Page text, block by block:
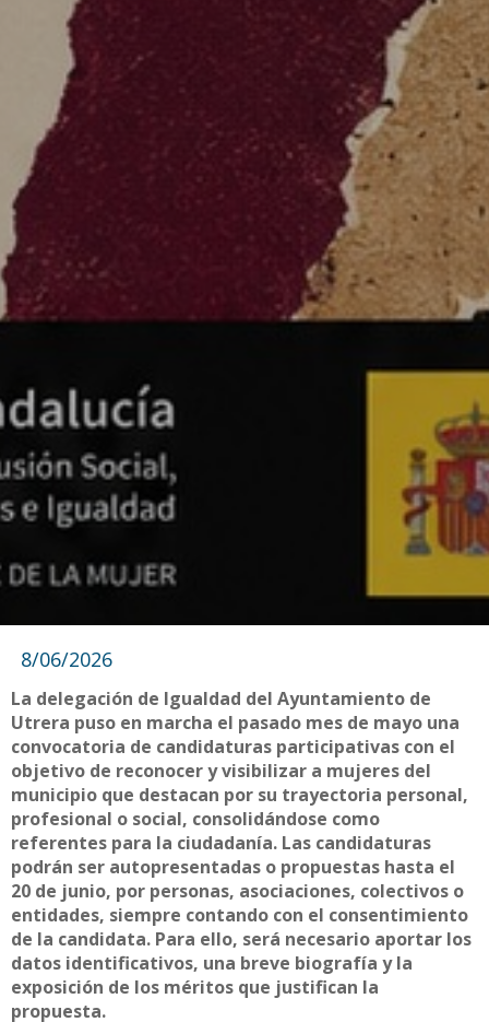
8/06/2026
La delegación de Igualdad del Ayuntamiento de
Utrera puso en marcha el pasado mes de mayo una
convocatoria de candidaturas participativas con el
objetivo de reconocer y visibilizar a mujeres del
municipio que destacan por su trayectoria personal,
profesional o social, consolidándose como
referentes para la ciudadanía. Las candidaturas
podrán ser autopresentadas o propuestas hasta el
20 de junio, por personas, asociaciones, colectivos o
entidades, siempre contando con el consentimiento
de la candidata. Para ello, será necesario aportar los
datos identificativos, una breve biografía y la
exposición de los méritos que justifican la
propuesta.